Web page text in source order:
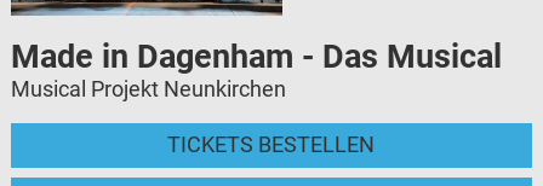
Made in Dagenham - Das Musical
Musical Projekt Neunkirchen
TICKETS BESTELLEN